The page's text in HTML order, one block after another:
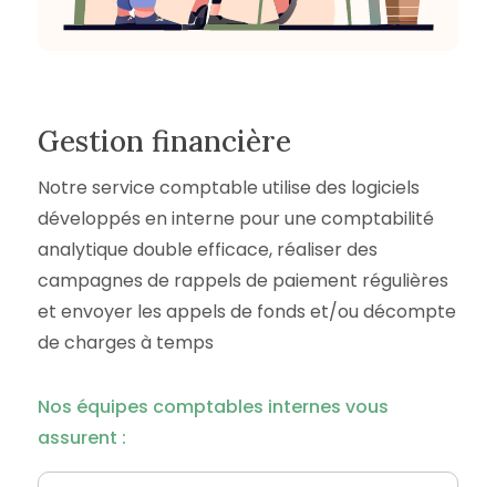
Gestion financière
Notre service comptable utilise des logiciels
développés en interne pour une comptabilité
analytique double efficace, réaliser des
campagnes de rappels de paiement régulières
et envoyer les appels de fonds et/ou décompte
de charges à temps
Nos équipes comptables internes vous
assurent :